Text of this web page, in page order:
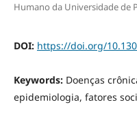
Humano da Universidade de
DOI: https://doi.org/
Keywords: Doenças
epidemiologia, fatores